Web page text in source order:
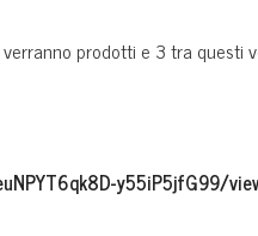
prodotti e 3 tra questi
y55iP5jfG99/